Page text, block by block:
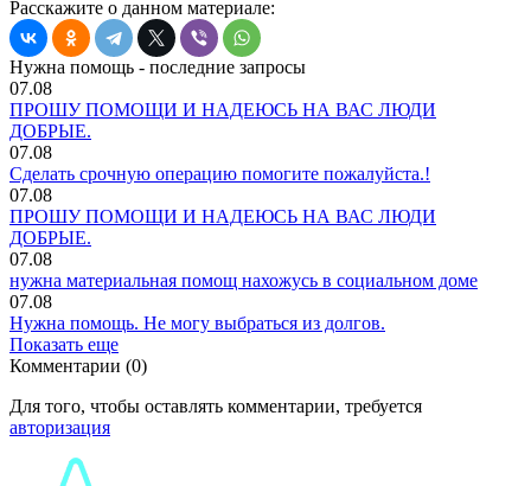
Расскажите о данном материале:
Нужна помощь - последние запросы
07.08
ПРОШУ ПОМОЩИ И НАДЕЮСЬ НА ВАС ЛЮДИ
ДОБРЫЕ.
07.08
Сделать срочную операцию помогите пожалуйста.!
07.08
ПРОШУ ПОМОЩИ И НАДЕЮСЬ НА ВАС ЛЮДИ
ДОБРЫЕ.
07.08
нужна материальная помощ нахожусь в социальном доме
07.08
Нужна помощь. Не могу выбраться из долгов.
Показать еще
Комментарии (0)
Для того, чтобы оставлять комментарии, требуется
авторизация